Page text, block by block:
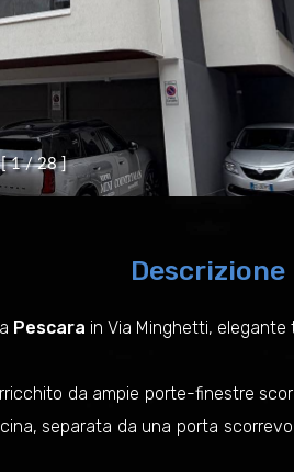
[ 1 / 28 ]
Descrizione
a Pescara in Via Minghetti,
da ampie porte-finestre
separata da una porta